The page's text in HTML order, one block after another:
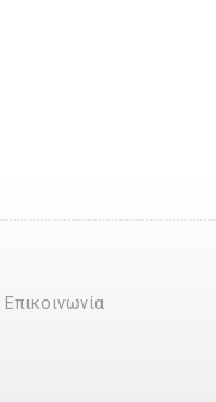
Επικοινωνία